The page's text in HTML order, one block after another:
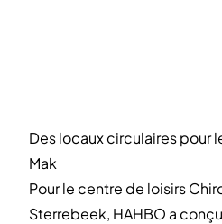
Des locaux circulaires pour
Mak
Pour le centre de loisirs
Sterrebeek, HAHBO a